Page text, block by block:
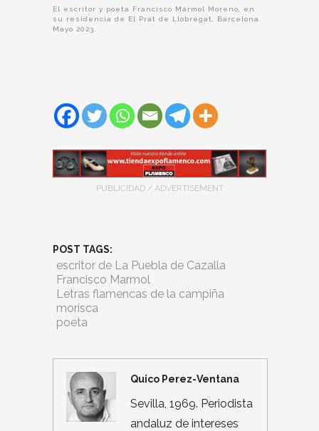
El escritor y poeta Francisco Mármol Moreno, en
su residencia de El Prat de Llobregat, Barcelona.
Mayo 2023.
PUBLICIDAD / ADVERTISEMENT
POST TAGS:
escritor de La Puebla de Cazalla
Francisco Marmol
Letras flamencas de la campiña
morisca
poeta
Quico Perez-Ventana
Sevilla, 1969. Periodista
andaluz de intereses